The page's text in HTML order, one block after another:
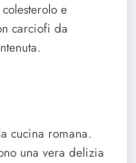
e
carciofi da
cucina romana.
una vera delizia